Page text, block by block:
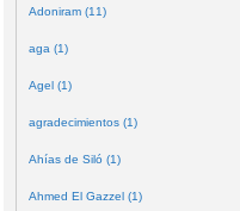
Adoniram (11)
aga (1)
Agel (1)
agradecimientos (1)
Ahías de Siló (1)
Ahmed El Gazzel (1)